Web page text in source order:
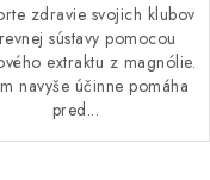
zdravie svojich klubov
sústavy pomocou
extraktu z magnólie.
navyše účinne pomáha
pred...